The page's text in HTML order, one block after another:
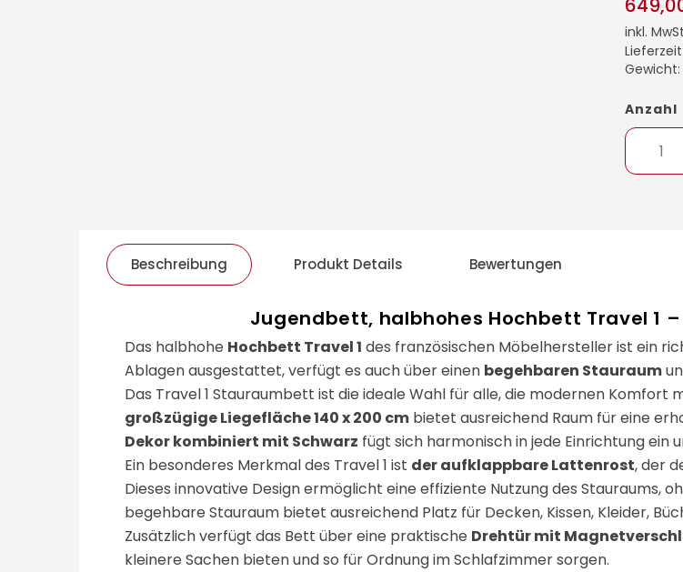
inkl.
Gewicht:
Anzahl
Beschreibung Produkt Details Bewertungen
Jugendbett, halbhohes Hochbett Travel 1
Das halbhohe Hochbett Travel 1 des französischen Möbelhersteller ist ein
Ablagen ausgestattet, verfügt es auch über einen begehbaren Stauraum
Das Travel 1 Stauraumbett ist die ideale Wahl für alle, die modernen
großzügige Liegefläche 140 x 200 cm bietet ausreichend Raum für eine
Dekor kombiniert mit Schwarz fügt sich harmonisch in jede Einrichtung ein
Ein besonderes Merkmal des Travel 1 ist der aufklappbare Lattenrost, der
Dieses innovative Design ermöglicht eine effiziente Nutzung des Stauraums,
begehbare Stauraum bietet ausreichend Platz für Decken, Kissen, Kleider,
Zusätzlich verfügt das Bett über eine praktische Drehtür mit
kleinere Sachen bieten und so für Ordnung im Schlafzimmer sorgen.